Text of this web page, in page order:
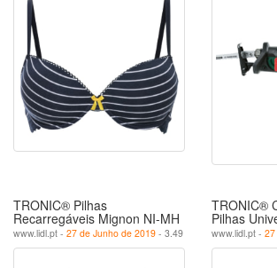
TRONIC® Pilhas
Recarregáveis Mignon NI-MH
www.lidl.pt - 27 de Junho de 2019 - 3.49
TRONIC®
Pilhas
www.lidl.pt -